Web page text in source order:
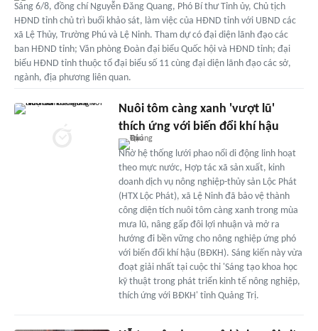
Sáng 6/8, đồng chí Nguyễn Đăng Quang, Phó Bí thư Tỉnh ủy, Chủ tịch
HĐND tỉnh chủ trì buổi khảo sát, làm việc của HĐND tỉnh với UBND các
xã Lệ Thủy, Trường Phú và Lệ Ninh. Tham dự có đại diện lãnh đạo các
ban HĐND tỉnh; Văn phòng Đoàn đại biểu Quốc hội và HĐND tỉnh; đại
biểu HĐND tỉnh thuộc tổ đại biểu số 11 cùng đại diện lãnh đạo các sở,
ngành, địa phương liên quan.
Nuôi tôm càng xanh 'vượt lũ'
thích ứng với biến đổi khí hậu
Nhờ hệ thống lưới phao nổi di động linh hoạt
theo mực nước, Hợp tác xã sản xuất, kinh
doanh dịch vụ nông nghiệp-thủy sản Lộc Phát
(HTX Lộc Phát), xã Lệ Ninh đã bảo vệ thành
công diện tích nuôi tôm càng xanh trong mùa
mưa lũ, nâng gấp đôi lợi nhuận và mở ra
hướng đi bền vững cho nông nghiệp ứng phó
với biến đổi khí hậu (BĐKH). Sáng kiến này vừa
đoạt giải nhất tại cuộc thi 'Sáng tạo khoa học
kỹ thuật trong phát triển kinh tế nông nghiệp,
thích ứng với BĐKH' tỉnh Quảng Trị.